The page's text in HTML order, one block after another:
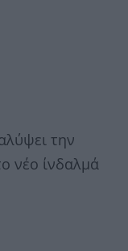
την
νέο ίνδαλμά